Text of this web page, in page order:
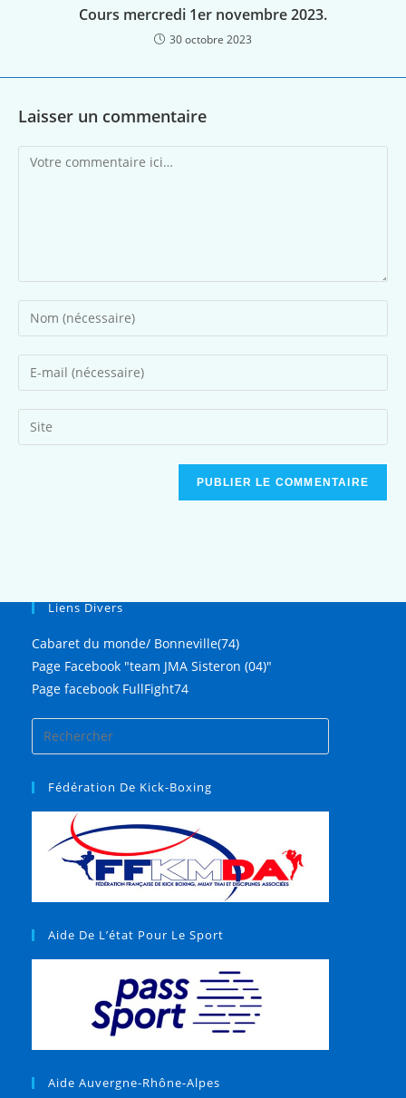
Cours mercredi 1er novembre 2023.
30 octobre 2023
Laisser un commentaire
Liens Divers
Cabaret du monde/ Bonneville(74)
Page Facebook "team JMA Sisteron (04)"
Page facebook FullFight74
Fédération De Kick-Boxing
Aide De L’état Pour Le Sport
Aide Auvergne-Rhône-Alpes